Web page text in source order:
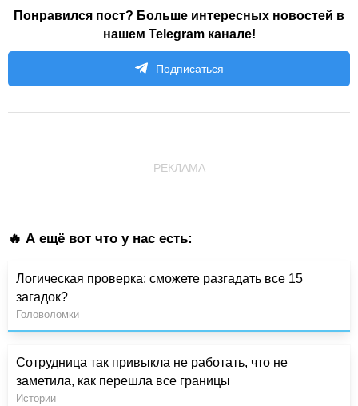
Понравился пост? Больше интересных новостей в
нашем Telegram канале!
Подписаться
РЕКЛАМА
🔥 А ещё вот что у нас есть:
Логическая проверка: сможете разгадать все 15
загадок?
Головоломки
Сотрудница так привыкла не работать, что не
заметила, как перешла все границы
Истории